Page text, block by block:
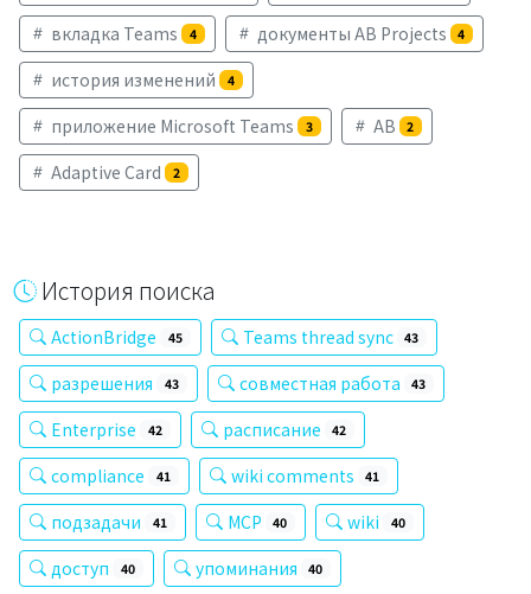
вкладка Teams 4 документы AB Projects 4
история изменений 4
приложение Microsoft Teams 3 AB 2
Adaptive Card 2
История поиска
ActionBridge 45 Teams thread sync 43
разрешения 43 совместная работа 43
Enterprise 42 расписание 42
compliance 41 wiki comments 41
подзадачи 41 MCP 40 wiki 40
доступ 40 упоминания 40